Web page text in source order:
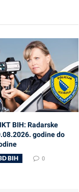
BIH: Radarske
godine do
BIH 0